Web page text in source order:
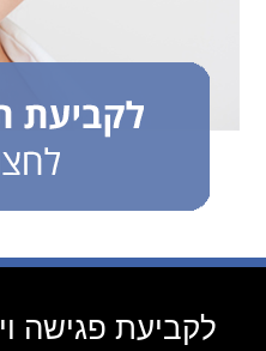
לקביעת פגישה